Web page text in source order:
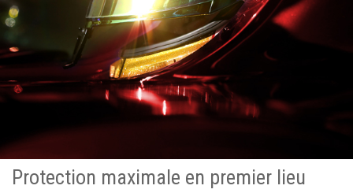
Protection maximale en premier lieu